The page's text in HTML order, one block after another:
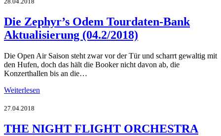
Die Zephyr’s Odem Tourdaten-Bank
Aktualisierung (04.2/2018)
Die Open Air Saison steht zwar vor der Tür und scharrt gewaltig mit
den Hufen, doch das hält die Booker nicht davon ab, die
Konzerthallen bis an die…
Weiterlesen
27.04.2018
THE NIGHT FLIGHT ORCHESTRA